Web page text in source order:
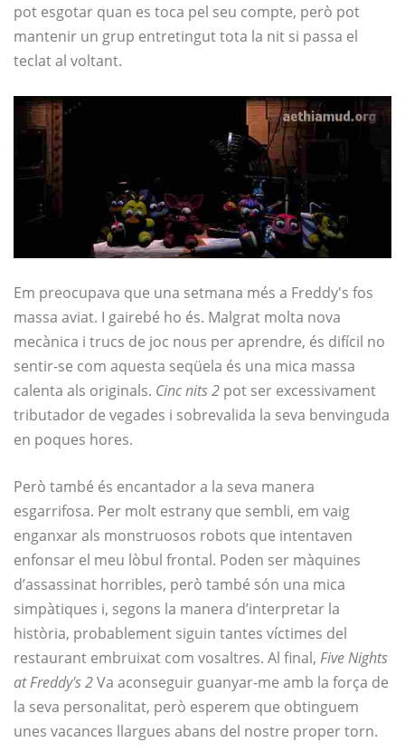
pot esgotar quan es toca pel seu compte, però pot
mantenir un grup entretingut tota la nit si passa el
teclat al voltant.
Em preocupava que una setmana més a Freddy's fos
massa aviat. I gairebé ho és. Malgrat molta nova
mecànica i trucs de joc nous per aprendre, és difícil no
sentir-se com aquesta seqüela és una mica massa
calenta als originals. Cinc nits 2 pot ser excessivament
tributador de vegades i sobrevalida la seva benvinguda
en poques hores.
Però també és encantador a la seva manera
esgarrifosa. Per molt estrany que sembli, em vaig
enganxar als monstruosos robots que intentaven
enfonsar el meu lòbul frontal. Poden ser màquines
d’assassinat horribles, però també són una mica
simpàtiques i, segons la manera d’interpretar la
història, probablement siguin tantes víctimes del
restaurant embruixat com vosaltres. Al final, Five Nights
at Freddy's 2Va aconseguir guanyar-me amb la força de
la seva personalitat, però esperem que obtinguem
unes vacances llargues abans del nostre proper torn.